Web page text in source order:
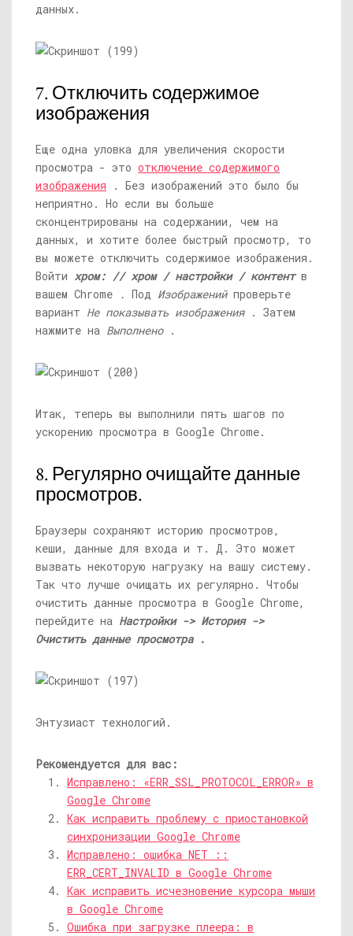
данных.
7. Отключить содержимое
изображения
Еще одна уловка для увеличения скорости
просмотра - это отключение содержимого
изображения . Без изображений это было бы
неприятно. Но если вы больше
сконцентрированы на содержании, чем на
данных, и хотите более быстрый просмотр, то
вы можете отключить содержимое изображения.
Войти хром: // хром / настройки / контент в
вашем Chrome . Под Изображенийпроверьте
вариант Не показывать изображения. Затем
нажмите на Выполнено.
Итак, теперь вы выполнили пять шагов по
ускорению просмотра в Google Chrome.
8. Регулярно очищайте данные
просмотров.
Браузеры сохраняют историю просмотров,
кеши, данные для входа и т. Д. Это может
вызвать некоторую нагрузку на вашу систему.
Так что лучше очищать их регулярно. Чтобы
очистить данные просмотра в Google Chrome,
перейдите на Настройки -> История ->
Очистить данные просмотра.
Энтузиаст технологий.
Рекомендуется для вас:
Исправлено: «ERR_SSL_PROTOCOL_ERROR» в
Google Chrome
Как исправить проблему с приостановкой
синхронизации Google Chrome
Исправлено: ошибка NET ::
ERR_CERT_INVALID в Google Chrome
Как исправить исчезновение курсора мыши
в Google Chrome
Ошибка при загрузке плеера: в